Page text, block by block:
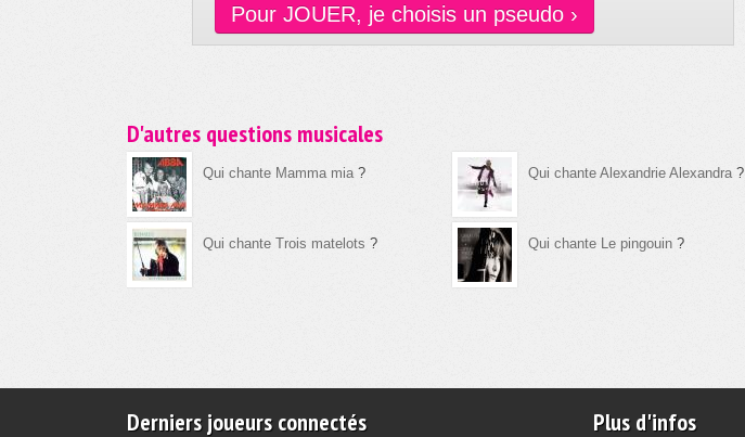
Pour JOUER, je choisis un pseudo ›
D'autres questions musicales
Qui chante Mamma mia? Qui chante Alexandrie Alexandra?
Qui chante Trois matelots ? Qui chante Le pingouin ?
Derniers joueurs connectés Plus d'infos